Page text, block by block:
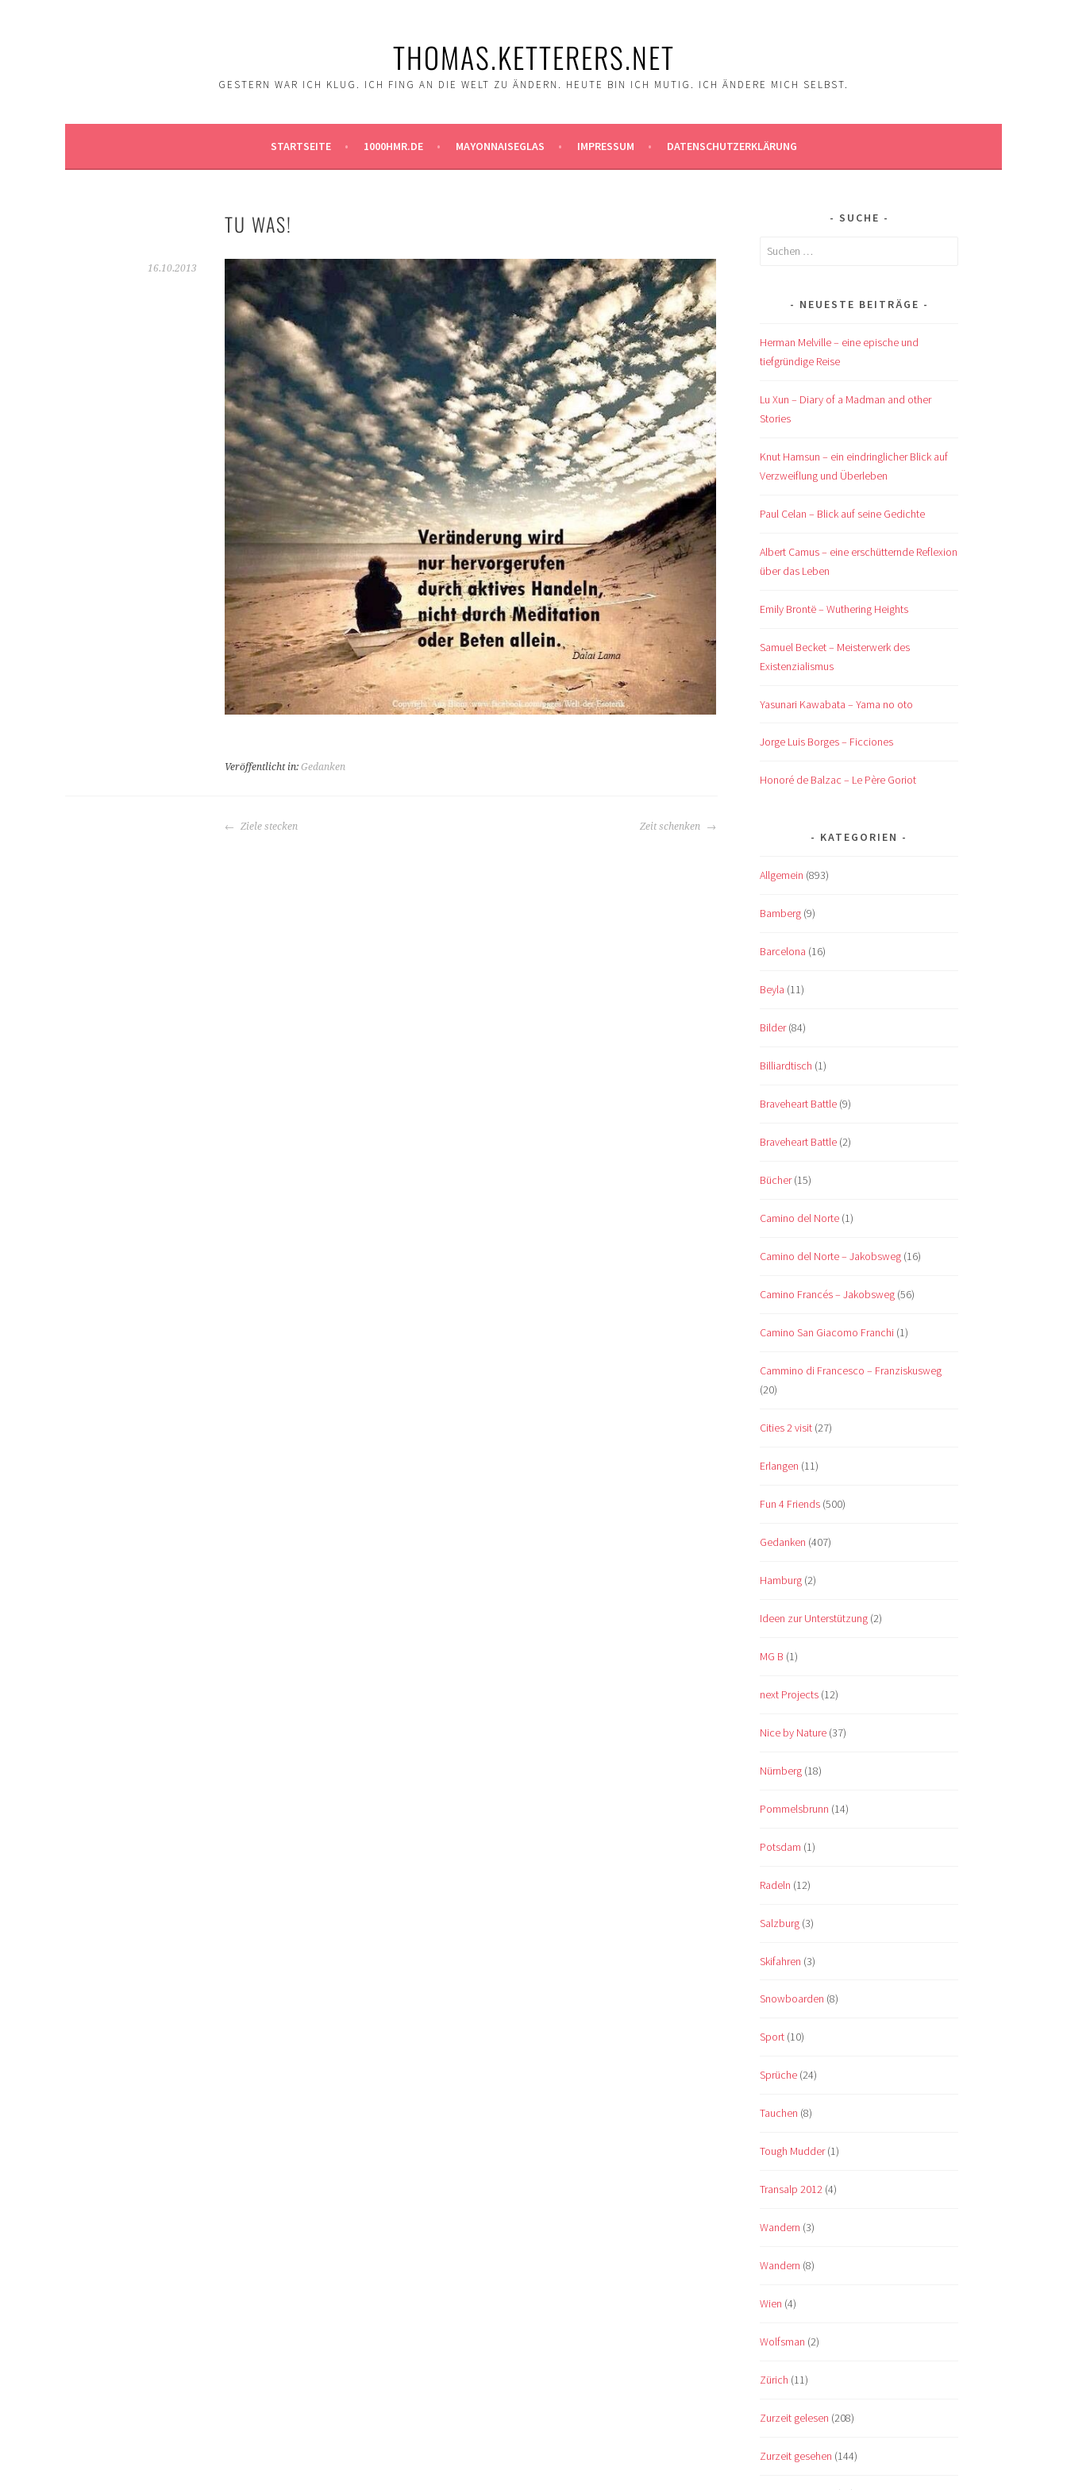
THOMAS.KETTERERS.NET
GESTERN WAR ICH KLUG. ICH FING AN DIE WELT ZU ÄNDERN. HEUTE BIN ICH MUTIG. ICH ÄNDERE MICH SELBST.
STARTSEITE 1000HMR.DE MAYONNAISEGLAS IMPRESSUM DATENSCHUTZERKLÄRUNG
TU WAS!
16.10.2013
Veröffentlicht in: Gedanken
BEITRAGS-
Ziele stecken Zeit schenken
SUCHE
Suchen
NEUESTE BEITRÄGE
Herman Melville – eine epische und
tiefgründige Reise
Lu Xun – Diary of a Madman and other
Stories
Knut Hamsun – ein eindringlicher Blick auf
Verzweiflung und Überleben
Paul Celan – Blick auf seine Gedichte
Albert Camus – eine erschütternde Reflexion
über das Leben
Emily Brontë – Wuthering Heights
Samuel Becket – Meisterwerk des
Existenzialismus
Yasunari Kawabata – Yama no oto
Jorge Luis Borges – Ficciones
Honoré de Balzac – Le Père Goriot
KATEGORIEN
Allgemein (893)
Bamberg (9)
Barcelona (16)
Beyla (11)
Bilder(84)
Billiardtisch (1)
Braveheart Battle (9)
Braveheart Battle (2)
Bücher(15)
Camino del Norte (1)
Camino del Norte – Jakobsweg (16)
Camino Francés – Jakobsweg (56)
Camino San Giacomo Franchi (1)
Cammino di Francesco – Franziskusweg
(20)
Cities 2 visit (27)
Erlangen (11)
Fun 4 Friends (500)
Gedanken (407)
Hamburg (2)
Ideen zur Unterstützung (2)
MG B (1)
next Projects (12)
Nice by Nature (37)
Nürnberg (18)
Pommelsbrunn (14)
Potsdam (1)
Radeln (12)
Salzburg (3)
Skifahren (3)
Snowboarden (8)
Sport (10)
Sprüche (24)
Tauchen (8)
Tough Mudder(1)
Transalp 2012 (4)
Wandern (3)
Wandern (8)
Wien (4)
Wolfsman (2)
Zürich (11)
Zurzeit gelesen (208)
Zurzeit gesehen (144)